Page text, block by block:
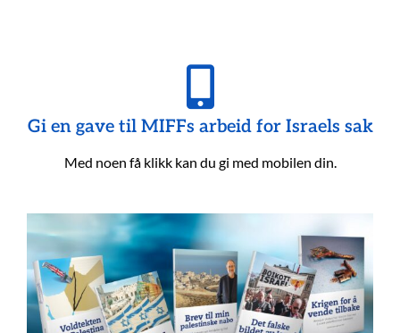
Gi en gave til MIFFs arbeid for Israels sak
Med noen få klikk kan du gi med mobilen din.